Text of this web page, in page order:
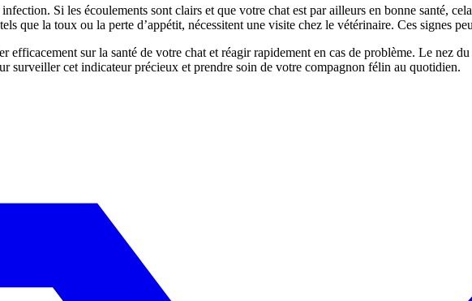
Si les écoulements sont clairs et que votre chat est par ailleurs en bonne santé,
que la toux ou la perte d’appétit, nécessitent une visite chez le vétérinaire. Ces signes
efficacement sur la santé de votre chat et réagir rapidement en cas de problème. Le nez
surveiller cet indicateur précieux et prendre soin de votre compagnon félin au quotidien.